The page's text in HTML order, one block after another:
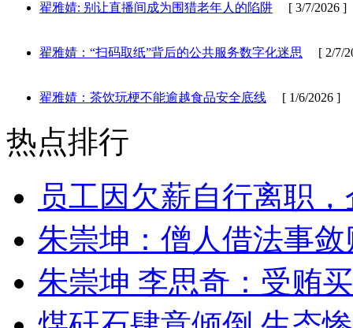
翟雅婧: 别让直播间成为围猎老年人的陷阱 [ 3/7/2026 ]
翟雅婧：“扫码取纸”背后的公共服务数字化迷思 [ 2/7/
翟雅婧：茶饮玩梗不能逾越食品安全底线 [ 1/6/2026 ]
热点排行
员工因欠薪自行离职
朱崇坤：僧人借法事
朱崇坤 李思奇：受贿